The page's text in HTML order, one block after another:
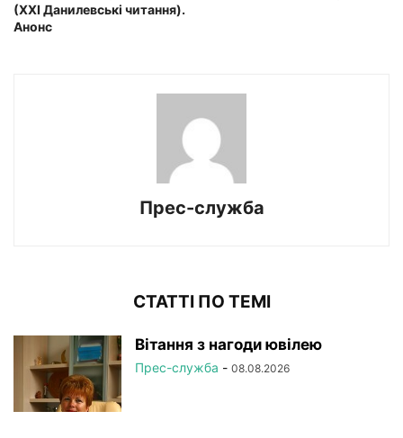
(ХХІ Данилевські читання).
Анонс
Прес-служба
СТАТТІ ПО ТЕМІ
Вітання з нагоди ювілею
Прес-служба - 08.08.2026